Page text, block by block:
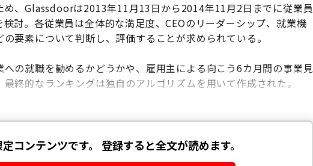
、Glassdoorは2013年11月13日から2014年11月2日までに従業員
討。各従業員は全体的な満足度、CEOのリーダーシップ、就業機
要素について判断し、評価することが求められている。
の就職を勧めるかどうかや、雇用主による向こう6カ月間の事業見
終的なランキングは独自のアルゴリズムを用いて作成された。